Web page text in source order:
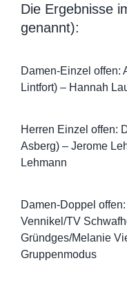
Die Ergebnisse
genannt):
Damen-Einzel offen:
Lintfort) – Hannah
Herren Einzel offen:
Asberg) – Jerome
Lehmann
Damen-Doppel
Vennikel/TV
Gründges/Melanie
Gruppenmodus